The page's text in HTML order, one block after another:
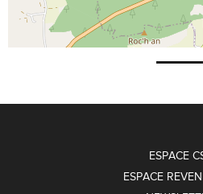
ESPACE
ESPACE